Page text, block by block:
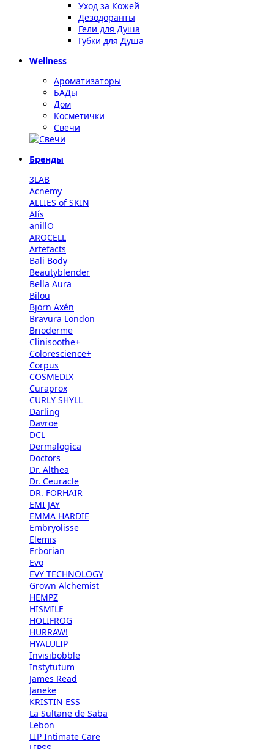
Уход за Кожей
Дезодоранты
Гели для Душа
Губки для Душа
Wellness
Ароматизаторы
БАДы
Дом
Косметички
Свечи
Бренды
3LAB
Acnemy
ALLIES of SKIN
Alís
anillO
AROCELL
Artefacts
Bali Body
Beautyblender
Bella Aura
Bilou
Björn Axén
Bravura London
Brioderme
Clinisoothe+
Colorescience+
Corpus
COSMEDIX
Curaprox
CURLY SHYLL
Darling
Davroe
DCL
Dermalogica
Doctors
Dr. Althea
Dr. Ceuracle
DR. FORHAIR
EMI JAY
EMMA HARDIE
Embryolisse
Elemis
Erborian
Evo
EVY TECHNOLOGY
Grown Alchemist
HEMPZ
HISMILE
HOLIFROG
HURRAW!
HYALULIP
Invisibobble
Instytutum
James Read
Janeke
KRISTIN ESS
La Sultane de Saba
Lebon
LIP Intimate Care